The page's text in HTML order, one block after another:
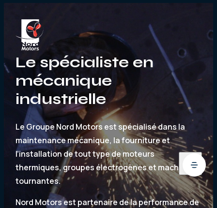
Le spécialiste en
mécanique
industrielle
Le Groupe Nord Motors est spécialisé dans la
maintenance mécanique, la fourniture et
l’installation de tout type de moteurs
thermiques, groupes électrogènes et machines
tournantes.
Nord Motors est partenaire de la performance de